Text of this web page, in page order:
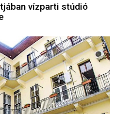
vízparti stúdió